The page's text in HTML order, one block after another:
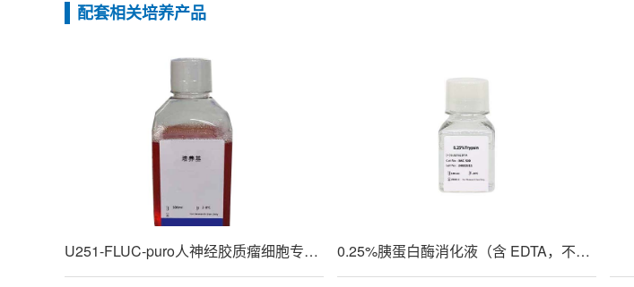
配套相关培养产品
U251-FLUC-puro人神经胶质瘤细胞专用培养基 0.25%胰蛋白酶消化液（含 EDTA，不含酚红）